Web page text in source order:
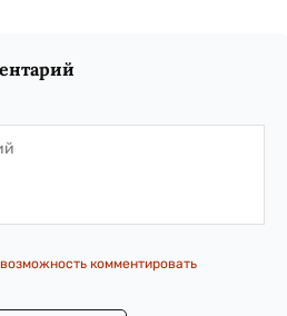
комментировать